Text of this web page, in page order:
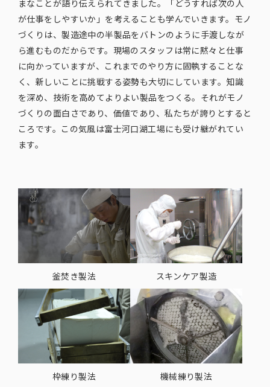
まなことが語り伝えられてきました。「どうすれば次の人
が仕事をしやすいか」を考えることも学んでいきます。モノ
づくりは、製造途中の半製品をバトンのように手渡しなが
ら進むものだからです。現場のスタッフは常に黙々と仕事
に向かっていますが、これまでのやり方に固執することな
く、新しいことに挑戦する姿勢も大切にしています。知識
を深め、技術を高めてよりよい製品をつくる。それがモノ
づくりの面白さであり、価値であり、私たちが誇りとすると
ころです。この気風は富士河口湖工場にも受け継がれてい
ます。
釜焚き製法 スキンケア製造
枠練り製法 機械練り製法